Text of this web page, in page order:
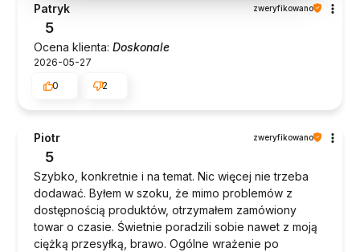
Patryk zweryfikowano
5
Ocena klienta: Doskonale
2026-05-27
0
2
Piotr zweryfikowano
5
Szybko, konkretnie i na temat. Nic więcej nie trzeba
dodawać. Byłem w szoku, że mimo problemów z
dostępnością produktów, otrzymałem zamówiony
towar o czasie. Świetnie poradzili sobie nawet z moją
ciężką przesyłką, brawo. Ogólne wrażenie po